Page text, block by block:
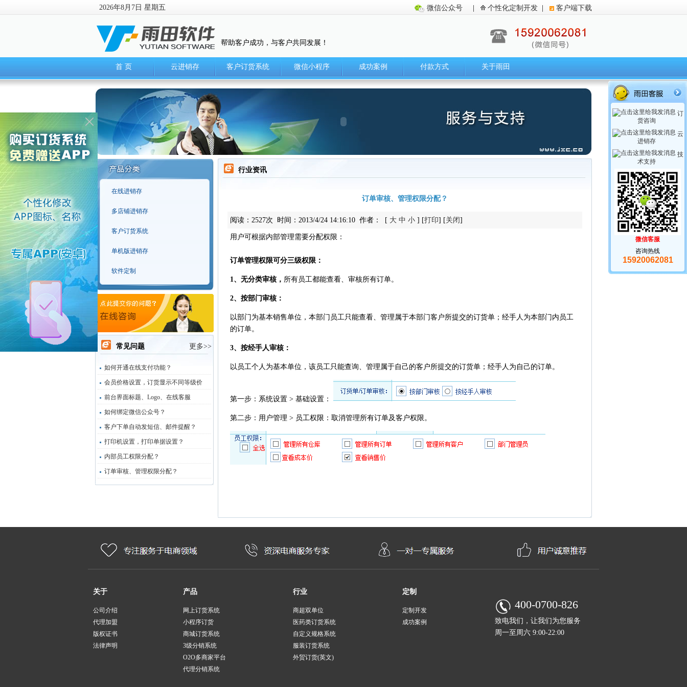
2026年8月7日 星期五 微信公众号 个性化定制开发 客户端下载
帮助客户成功，与客户共同发展！
首 页 云进销存 客户订货系统 微信小程序 成功案例 付款方式 关于雨田
在线进销存
多店铺进销存
客户订货系统
单机版进销存
软件定制
常见问题 更多>>
如何开通在线支付功能？
会员价格设置，订货显示不同等级价
前台界面标题、Logo、在线客服
如何绑定微信公众号？
客户下单自动发短信、邮件提醒？
打印机设置，打印单据设置？
内部员工权限分配？
订单审核、管理权限分配？
行业资讯
订单审核、管理权限分配？
阅读：2527次 时间：2013/4/24 14:16:10 作者： [ 大 中 小 ] [打印] [关闭]
用户可根据内部管理需要分配权限：
订单管理权限可分三级权限：
1、无分类审核， 所有员工都能查看、审核所有订单。
2、按部门审核：
以部门为基本销售单位，本部门员工只能查看、管理属于本部门客户所提交的订货单；经手人为本部门内员工
的订单。
3、按经手人审核：
以员工个人为基本单位，该员工只能查询、管理属于自己的客户所提交的订货单；经手人为自己的订单。
第一步：系统设置 > 基础设置：
第二步：用户管理 > 员工权限：取消管理所有订单及客户权限。
关于
公司介绍
代理加盟
版权证书
法律声明
产品
网上订货系统
小程序订货
商城订货系统
3级分销系统
O2O多商家平台
代理分销系统
行业
商超双单位
医药类订货系统
自定义规格系统
服装订货系统
外贸订货(英文)
定制
定制开发
成功案例
400-0700-826
致电我们，让我们为您服务
周一至周六 9:00-22:00
订
货咨询
云
进销存
技
术支持
微信客服
咨询热线
15920062081